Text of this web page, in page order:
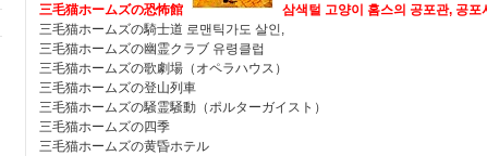
三毛猫ホームズの恐怖館
삼색털 고양이 홈스의 공포관, 공포
三毛猫ホームズの騎士道 로맨틱가도 살인,
三毛猫ホームズの幽霊クラブ 유령클럽
三毛猫ホームズの歌劇場（オペラハウス）
三毛猫ホームズの登山列車
三毛猫ホームズの騒霊騒動（ポルターガイスト）
三毛猫ホームズの四季
三毛猫ホームズの黄昏ホテル